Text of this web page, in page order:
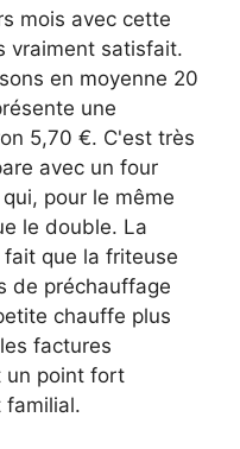
mois avec cette
vraiment satisfait.
en moyenne 20
une
5,70 €. C'est très
avec un four
pour le même
le double. La
que la friteuse
de préchauffage
chauffe plus
factures
un point fort
familial.